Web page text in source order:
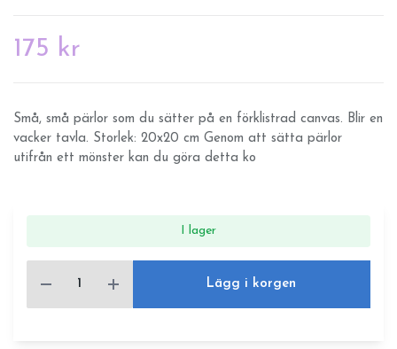
175 kr
Små, små pärlor som du sätter på en förklistrad canvas. Blir en
vacker tavla. Storlek: 20x20 cm Genom att sätta pärlor
utifrån ett mönster kan du göra detta ko
I lager
Lägg i korgen